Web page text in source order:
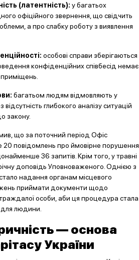
(латентність): у багатьох
офіційного звернення, що свідчить
а про слабку роботу з виявлення
особові справи зберігаються
конфіденційних співбесід немає
багатьом людям відмовляють у
глибокого аналізу ситуацій
закону.
що за поточний період Офіс
повідомлень про ймовірне порушення
36 запитів. Крім того, у травні
доповідь Уповноваженого. Однією з
надання органам місцевого
приймати документи щодо
особи, аби ця процедура стала
людини.
— основа
України